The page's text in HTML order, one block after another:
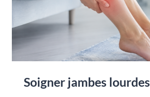
Soigner jambes lourdes